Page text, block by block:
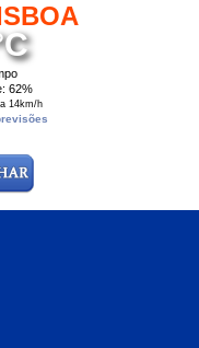
62%
14km/h